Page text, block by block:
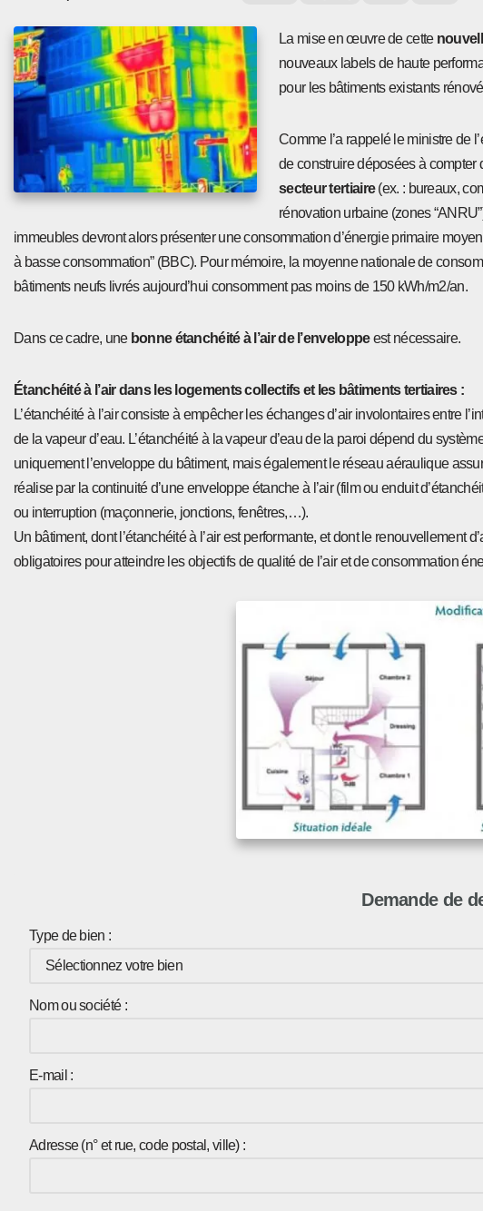
La mise en œuvre de cette
nouveaux labels de haute
pour les bâtiments existants
Comme l’a rappelé le ministre de
de construire déposées à compter
secteur tertiaire(ex. : bureaux,
rénovation urbaine (zones
immeubles devront alors présenter une consommation d’énergie primaire
à basse consommation” (BBC). Pour mémoire, la moyenne nationale de
bâtiments neufs livrés aujourd’hui consomment pas moins de 150 kWh/m2/an.
Dans ce cadre, une bonne étanchéité à l’air de l’enveloppeest nécessaire.
Étanchéité à l’air dans les logements collectifs et les bâtiments tertiaires :
L’étanchéité à l’air consiste à empêcher les échanges d’air involontaires entre
de la vapeur d’eau. L’étanchéité à la vapeur d’eau de la paroi dépend du
uniquement l’enveloppe du bâtiment, mais également le réseau aéraulique
réalise par la continuité d’une enveloppe étanche à l’air (film ou enduit
ou interruption (maçonnerie, jonctions, fenêtres,…).
Un bâtiment, dont l’étanchéité à l’air est performante, et dont le renouvellement
obligatoires pour atteindre les objectifs de qualité de l’air et de consommation
Demande de
Type de bien :
Nom ou société :
E-mail :
Adresse (n° et rue, code postal, ville) :